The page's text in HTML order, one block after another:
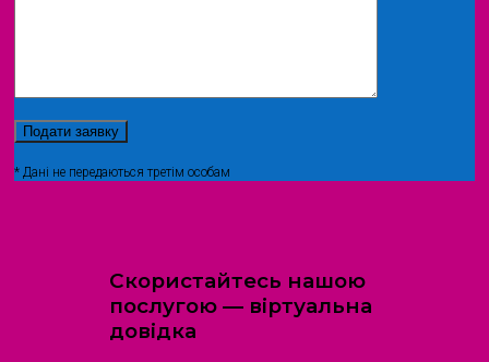
* Дані не передаються третім особам
Скористайтесь нашою
послугою — віртуальна
довідка